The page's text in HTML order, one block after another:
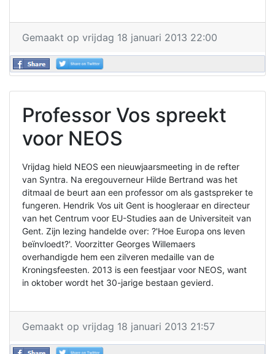
Gemaakt op vrijdag 18 januari 2013 22:00
Professor Vos spreekt
voor NEOS
Vrijdag hield NEOS een nieuwjaarsmeeting in de refter
van Syntra. Na eregouverneur Hilde Bertrand was het
ditmaal de beurt aan een professor om als gastspreker te
fungeren. Hendrik Vos uit Gent is hoogleraar en directeur
van het Centrum voor EU-Studies aan de Universiteit van
Gent. Zijn lezing handelde over: ?'Hoe Europa ons leven
beïnvloedt?'. Voorzitter Georges Willemaers
overhandigde hem een zilveren medaille van de
Kroningsfeesten. 2013 is een feestjaar voor NEOS, want
in oktober wordt het 30-jarige bestaan gevierd.
Gemaakt op vrijdag 18 januari 2013 21:57